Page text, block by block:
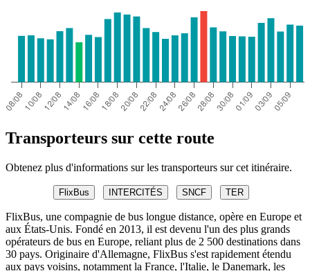
Transporteurs sur cette route
Obtenez plus d'informations sur les transporteurs sur cet itinéraire.
FlixBus INTERCITÉS SNCF TER
FlixBus, une compagnie de bus longue distance, opère en Europe et
aux États-Unis. Fondé en 2013, il est devenu l'un des plus grands
opérateurs de bus en Europe, reliant plus de 2 500 destinations dans
30 pays. Originaire d'Allemagne, FlixBus s'est rapidement étendu
aux pays voisins, notamment la France, l'Italie, le Danemark, les